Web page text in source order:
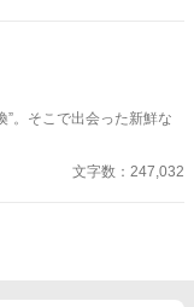
”。そこで出会った新鮮な
文字数：247,032